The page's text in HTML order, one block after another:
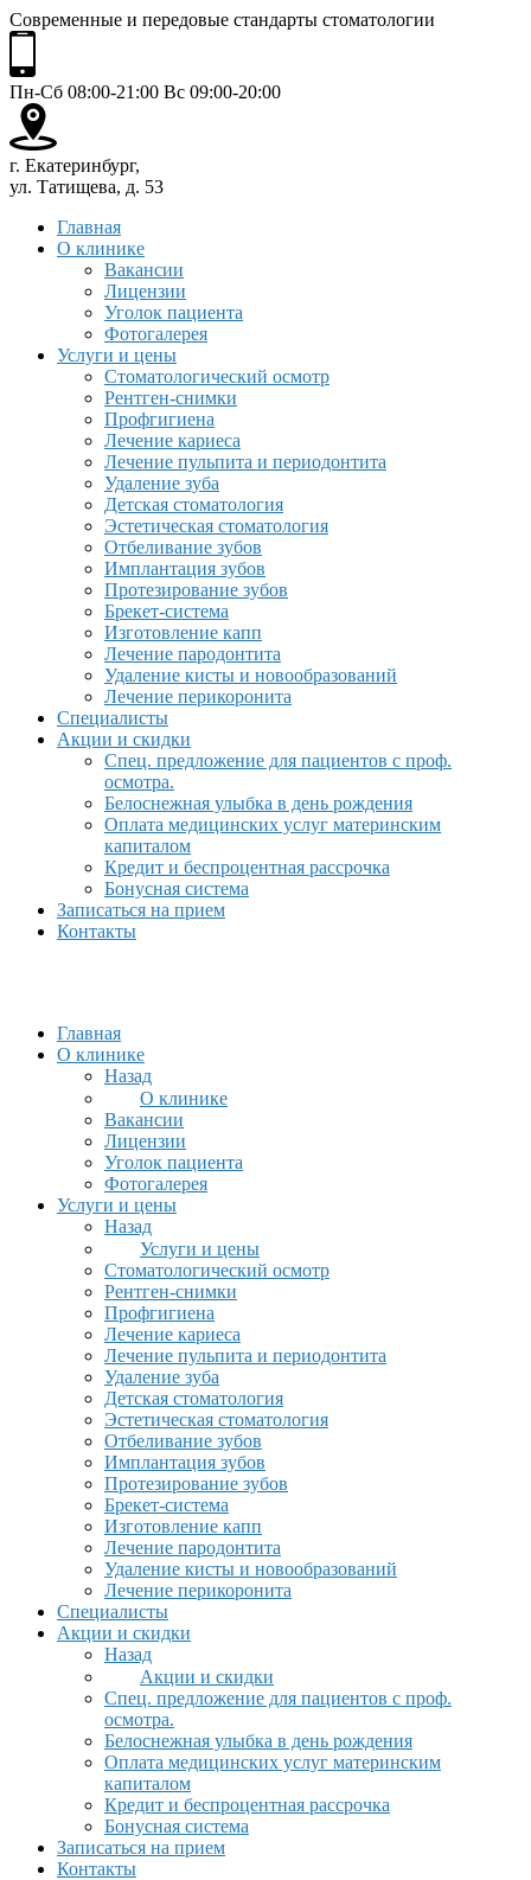
Современные и передовые стандарты стоматологии
Пн-Сб 08:00-21:00 Вс 09:00-20:00
г. Екатеринбург,
ул. Татищева, д. 53
Главная
О клинике
Вакансии
Лицензии
Уголок пациента
Фотогалерея
Услуги и цены
Стоматологический осмотр
Рентген-снимки
Профгигиена
Лечение кариеса
Лечение пульпита и периодонтита
Удаление зуба
Детская стоматология
Эстетическая стоматология
Отбеливание зубов
Имплантация зубов
Протезирование зубов
Брекет-система
Изготовление капп
Лечение пародонтита
Удаление кисты и новообразований
Лечение перикоронита
Специалисты
Акции и скидки
Спец. предложение для пациентов с проф.
осмотра.
Белоснежная улыбка в день рождения
Оплата медицинских услуг материнским
капиталом
Кредит и беспроцентная рассрочка
Бонусная система
Записаться на прием
Контакты
Главная
О клинике
Назад
О клинике
Вакансии
Лицензии
Уголок пациента
Фотогалерея
Услуги и цены
Назад
Услуги и цены
Стоматологический осмотр
Рентген-снимки
Профгигиена
Лечение кариеса
Лечение пульпита и периодонтита
Удаление зуба
Детская стоматология
Эстетическая стоматология
Отбеливание зубов
Имплантация зубов
Протезирование зубов
Брекет-система
Изготовление капп
Лечение пародонтита
Удаление кисты и новообразований
Лечение перикоронита
Специалисты
Акции и скидки
Назад
Акции и скидки
Спец. предложение для пациентов с проф.
осмотра.
Белоснежная улыбка в день рождения
Оплата медицинских услуг материнским
капиталом
Кредит и беспроцентная рассрочка
Бонусная система
Записаться на прием
Контакты